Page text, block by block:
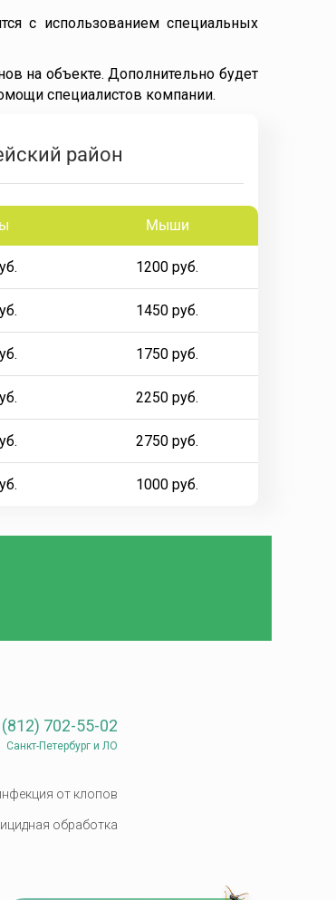
с использованием специальных
на объекте. Дополнительно будет
специалистов компании.
район
Мыши
1200 руб.
1450 руб.
1750 руб.
2250 руб.
2750 руб.
1000 руб.
(812) 702-55-02
Санкт-Петербург и ЛО
от клопов
обработка